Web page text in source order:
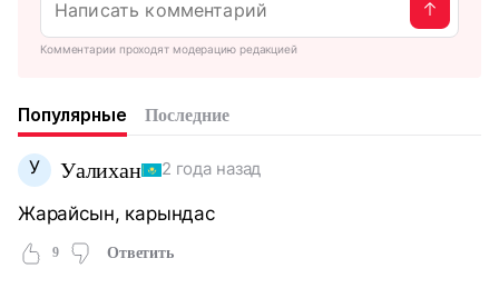
Комментарии проходят модерацию редакцией
Популярные Последние
У Уалихан 2 года назад
Жарайсын, карындас
9 Ответить